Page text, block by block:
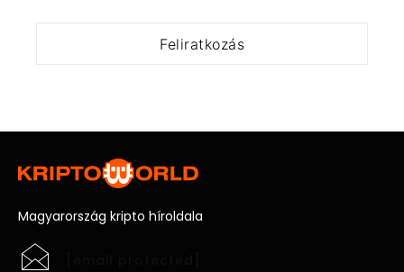
Magyarország kripto híroldala